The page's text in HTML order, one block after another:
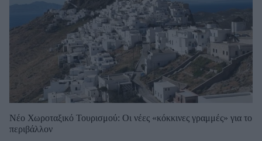
Νέο Χωροταξικό Τουρισμού: Οι νέες «κόκκινες γραμμές» για το
περιβάλλον